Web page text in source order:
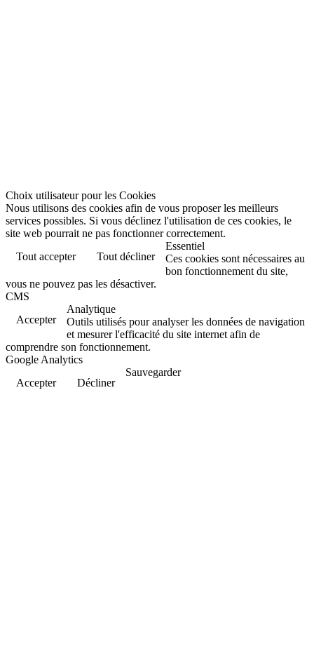
Choix utilisateur pour les Cookies
Nous utilisons des cookies afin de vous proposer les meilleurs
services possibles. Si vous déclinez l'utilisation de ces cookies, le
site web pourrait ne pas fonctionner correctement.
Tout accepter
Tout décliner
Essentiel
Ces cookies sont nécessaires au
bon fonctionnement du site,
vous ne pouvez pas les désactiver.
CMS
Accepter
Analytique
Outils utilisés pour analyser les données de navigation
et mesurer l'efficacité du site internet afin de
comprendre son fonctionnement.
Google Analytics
Accepter
Décliner
Sauvegarder